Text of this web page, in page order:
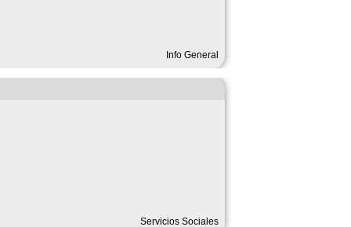
bolsas de plástico.
Info General
Servicios Sociales